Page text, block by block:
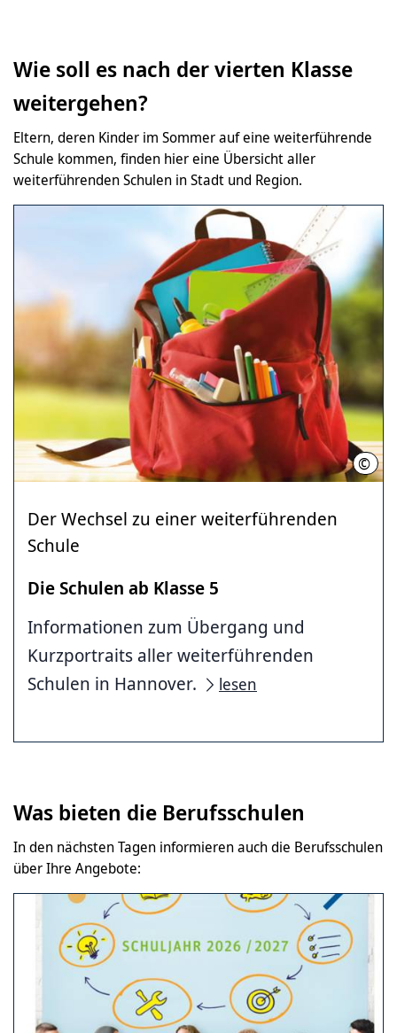
Wie soll es nach der vierten Klasse
weitergehen?
Eltern, deren Kinder im Sommer auf eine weiterführende
Schule kommen, finden hier eine Übersicht aller
weiterführenden Schulen in Stadt und Region.
©
Der Wechsel zu einer weiterführenden
Schule
Die Schulen ab Klasse 5
Informationen zum Übergang und
Kurzportraits aller weiterführenden
Schulen in Hannover.
lesen
Was bieten die Berufsschulen
In den nächsten Tagen informieren auch die Berufsschulen
über Ihre Angebote: